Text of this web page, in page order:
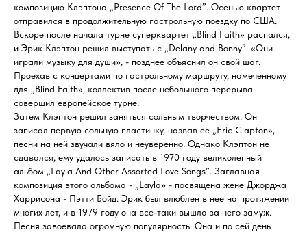
композицию Клэптона „Presence Of The Lord”. Осенью квартет
отправился в продолжительную гастрольную поездку по США.
Вскоре после начала турне суперквартет „Blind Faith» распался,
и Эрик Клэптон решил выступать с „Delany and Bonny”. «Они
играли музыку для души», - позднее объяснил он свой шаг.
Проехав с концертами по гастрольному маршруту, намеченному
для „Blind Faith», коллектив после небольшого перерыва
совершил европейское турне.
Затем Клэптон решил заняться сольным творчеством. Он
записал первую сольную пластинку, назвав ее „Eric Clapton»,
песни на ней звучали вяло и неуверенно. Однако Клэптон не
сдавался, ему удалось записать в 1970 году великолепный
альбом „Layla And Other Assorted Love Songs”. Заглавная
композиция этого альбома - „Layla» - посвящена жене Джорджа
Харрисона - Пэтти Бойд. Эрик был влюблен в нее на протяжении
многих лет, и в 1979 году она все-таки вышла за него замуж.
Песня завоевала огромную популярность. Она и по сей день